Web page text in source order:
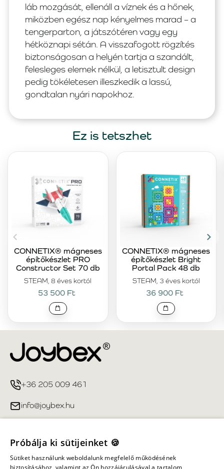
láb mozgását, ellenáll a víznek és a hőnek,
miközben egész nap kényelmes marad – a
tengerparton, a játszótéren vagy egy
hétköznapi sétán. A visszafogott rögzítés
biztonságosan a helyén tartja a szandált,
felesleges elemek nélkül, a letisztult design
pedig tökéletesen illeszkedik a lassú,
gondtalan nyári napokhoz.
Ez is tetszhet
STEAM, 8 éves kortól
CONNETIX® mágneses
építőkészlet PRO
Constructor Set 70 db
53 500 Ft
STEAM, 3 éves kortól
CONNETIX® mágneses
építőkészlet Bright
Portal Pack 48 db
36 900 Ft
+36 205 009 461
info@joybex.hu
Fiókom
Próbálja ki sütijeinket 🍪
Sütiket használunk weboldalunk megfelelő működésének
biztosításához, valamint az Ön hozzájárulásával a tartalom